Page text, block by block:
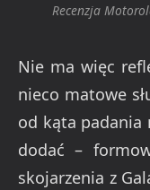
Recenzja
Nie ma więc
nieco matowe
od kąta padania
dodać –
skojarzenia z